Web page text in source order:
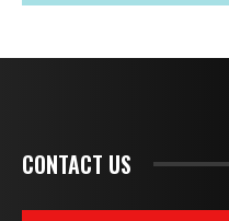
CONTACT US